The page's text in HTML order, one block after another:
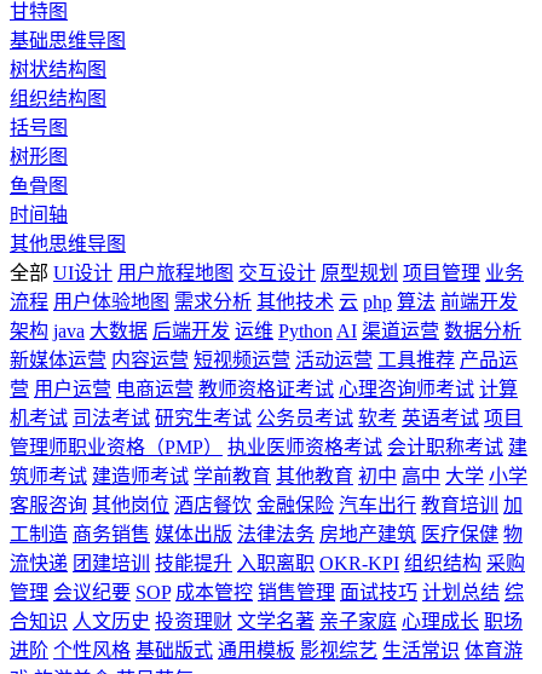
甘特图
基础思维导图
树状结构图
组织结构图
括号图
树形图
鱼骨图
时间轴
其他思维导图
全部 UI设计 用户旅程地图 交互设计 原型规划 项目管理 业务
流程 用户体验地图 需求分析 其他技术 云 php 算法 前端开发
架构 java 大数据 后端开发 运维 Python AI 渠道运营 数据分析
新媒体运营 内容运营 短视频运营 活动运营 工具推荐 产品运
营 用户运营 电商运营 教师资格证考试 心理咨询师考试 计算
机考试 司法考试 研究生考试 公务员考试 软考 英语考试 项目
管理师职业资格（PMP）
执业医师资格考试 会计职称考试 建
筑师考试 建造师考试 学前教育 其他教育 初中 高中 大学 小学
客服咨询 其他岗位 酒店餐饮 金融保险 汽车出行 教育培训
加
工制造 商务销售 媒体出版 法律法务 房地产建筑 医疗保健 物
流快递 团建培训 技能提升 入职离职 OKR-KPI 组织结构 采购
管理 会议纪要 SOP 成本管控 销售管理 面试技巧 计划总结 综
合知识 人文历史 投资理财 文学名著 亲子家庭 心理成长 职场
进阶 个性风格 基础版式 通用模板 影视综艺 生活常识 体育游